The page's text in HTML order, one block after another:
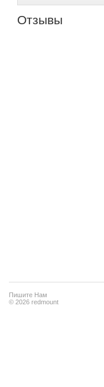
Отзывы
Пишите Нам
© 2026 redmount